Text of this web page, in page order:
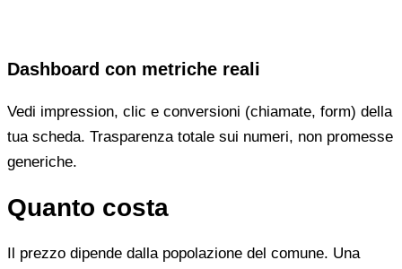
Dashboard con metriche reali
Vedi impression, clic e conversioni (chiamate, form) della
tua scheda. Trasparenza totale sui numeri, non promesse
generiche.
Quanto costa
Il prezzo dipende dalla popolazione del comune. Una